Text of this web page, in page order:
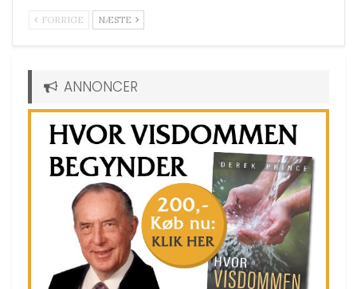
FORRIGE NÆSTE
ANNONCER